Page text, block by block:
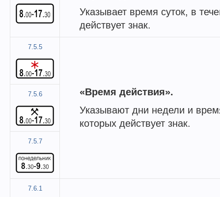
Указывает время суток, в
действует знак.
7.5.5
«Время действия».
Указывают дни недели и
которых действует знак.
7.5.6
7.5.7
7.6.1